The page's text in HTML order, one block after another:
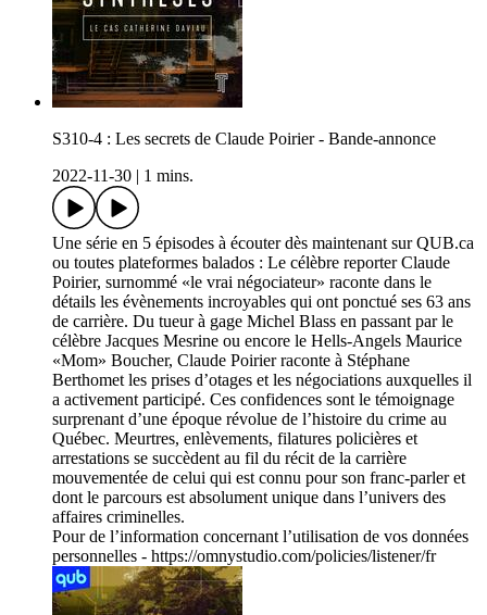
S310-4 : Les secrets de Claude Poirier - Bande-annonce
2022-11-30
1 mins.
Une série en 5 épisodes à écouter dès maintenant sur QUB.ca
ou toutes plateformes balados : Le célèbre reporter Claude
Poirier, surnommé «le vrai négociateur» raconte dans le
détails les évènements incroyables qui ont ponctué ses 63 ans
de carrière. Du tueur à gage Michel Blass en passant par le
célèbre Jacques Mesrine ou encore le Hells-Angels Maurice
«Mom» Boucher, Claude Poirier raconte à Stéphane
Berthomet les prises d’otages et les négociations auxquelles il
a activement participé. Ces confidences sont le témoignage
surprenant d’une époque révolue de l’histoire du crime au
Québec. Meurtres, enlèvements, filatures policières et
arrestations se succèdent au fil du récit de la carrière
mouvementée de celui qui est connu pour son franc-parler et
dont le parcours est absolument unique dans l’univers des
affaires criminelles.
Pour de l’information concernant l’utilisation de vos données
personnelles - https://omnystudio.com/policies/listener/fr